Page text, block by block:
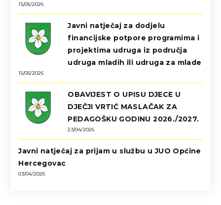
15/05/2026
Javni natječaj za dodjelu
financijske potpore programima i
projektima udruga iz područja
udruga mladih ili udruga za mlade
15/05/2026
OBAVIJEST O UPISU DJECE U
DJEČJI VRTIĆ MASLAČAK ZA
PEDAGOŠKU GODINU 2026./2027.
23/04/2026
Javni natječaj za prijam u službu u JUO Općine
Hercegovac
03/04/2026